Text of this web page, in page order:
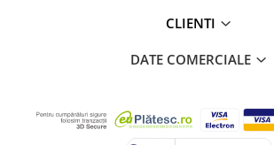
CLIENTI
DATE COMERCIALE